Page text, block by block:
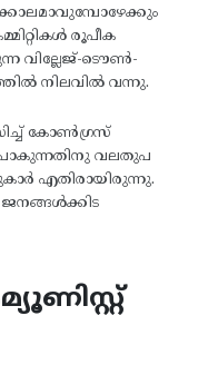
രൂപീക
വില്ലേജ്-ടൌൺ-
നിലവിൽ വന്നു.
കോൺഗ്രസ്
വലതുപ
എതിരായിരുന്നു.